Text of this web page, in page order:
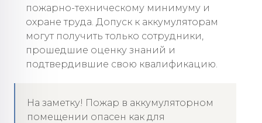
пожарно-техническому минимуму и
охране труда. Допуск к аккумуляторам
могут получить только сотрудники,
прошедшие оценку знаний и
подтвердившие свою квалификацию.
На заметку! Пожар в аккумуляторном
помещении опасен как для